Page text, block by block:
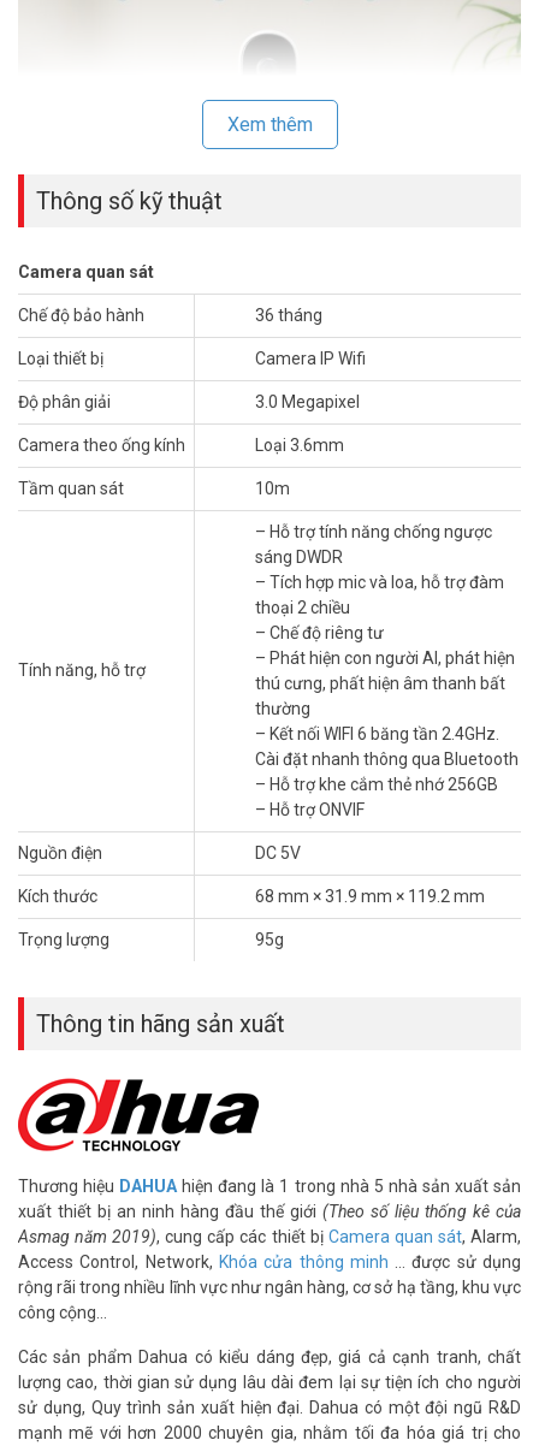
phát hiện thú cưng, phất hiện âm thanh bất thường. Ngoài ra,
camera còn tích hợp mic và loa, hỗ trợ đàm thoại 2 chiều cho bạn
có thể trao đổi với người thân hoặc thú cưng của bạn.
Thông số kỹ thuật camera Wifi cố định
3MP DAHUA DH-C3A
– Camera Wifi Cố định trong nhà 3MP
– Cảm biến 1/3.2″ CMOS, độ phân giải 3.0 MP 25fps
– Hỗ trợ tính năng chống ngược sáng DWDR
– Tích hợp mic và loa, hỗ trợ đàm thoại 2 chiều
– Chế độ riêng tư
– Phát hiện con người AI, phát hiện thú cưng, phất hiện âm thanh
bất thường
Bluetooth
– Hỗ trợ khe cắm thẻ nhớ 256GB
– Hỗ trợ ONVIF
– Chất liệu vỏ nhựa
– Đế nam châm
– App sử dụng: DMSS
– Trọng lượng: 95g
– Xuất xứ: Trung Quốc
– Bảo hành: 36 tháng
Đặt mua hàng Online ngay hôm nay để được hỗ trợ giá tốt nhất.
Tham khảo thêm thông tin tại
Xem thêm
Thông số kỹ thuật
Camera quan sát
Chế độ bảo hành 36 tháng
Loại thiết bị Camera IP Wifi
Độ phân giải 3.0 Megapixel
Camera theo ống kính Loại 3.6mm
Tầm quan sát 10m
Tính năng, hỗ trợ
– Hỗ trợ tính năng chống ngược
sáng DWDR
– Tích hợp mic và loa, hỗ trợ đàm
thoại 2 chiều
– Chế độ riêng tư
– Phát hiện con người AI, phát hiện
thú cưng, phất hiện âm thanh bất
thường
– Kết nối WIFI 6 băng tần 2.4GHz.
Cài đặt nhanh thông qua Bluetooth
– Hỗ trợ khe cắm thẻ nhớ 256GB
– Hỗ trợ ONVIF
Nguồn điện DC 5V
Kích thước 68 mm × 31.9 mm × 119.2 mm
Trọng lượng 95g
Thông tin hãng sản xuất
Thương hiệu DAHUA hiện đang là 1 trong nhà 5 nhà sản xuất sản
xuất thiết bị an ninh hàng đầu thế giới (Theo số liệu thống kê của
Asmag năm 2019), cung cấp các thiết bị Camera quan sát, Alarm,
Access Control, Network, Khóa cửa thông minh … được sử dụng
rộng rãi trong nhiều lĩnh vực như ngân hàng, cơ sở hạ tầng, khu vực
công cộng…
Các sản phẩm Dahua có kiểu dáng đẹp, giá cả cạnh tranh, chất
lượng cao, thời gian sử dụng lâu dài đem lại sự tiện ích cho người
sử dụng, Quy trình sản xuất hiện đại. Dahua có một đội ngũ R&D
mạnh mẽ với hơn 2000 chuyên gia, nhằm tối đa hóa giá trị cho